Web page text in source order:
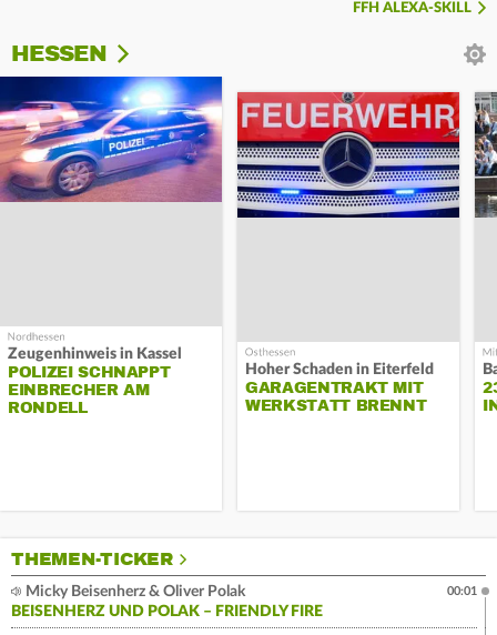
FFH ALEXA-SKILL
HESSEN
Zeugenhinweis in Kassel
POLIZEI SCHNAPPT
EINBRECHER AM
RONDELL
Hoher Schaden in Eiterfeld
GARAGENTRAKT MIT
WERKSTATT BRENNT
THEMEN-TICKER
Micky Beisenherz & Oliver Polak
BEISENHERZ UND POLAK – FRIENDLY FIRE
00:01